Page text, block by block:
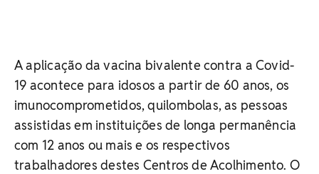
A aplicação da vacina bivalente contra a Covid-
19 acontece para idosos a partir de 60 anos, os
imunocomprometidos, quilombolas, as pessoas
assistidas em instituições de longa permanência
com 12 anos ou mais e os respectivos
trabalhadores destes Centros de Acolhimento. O